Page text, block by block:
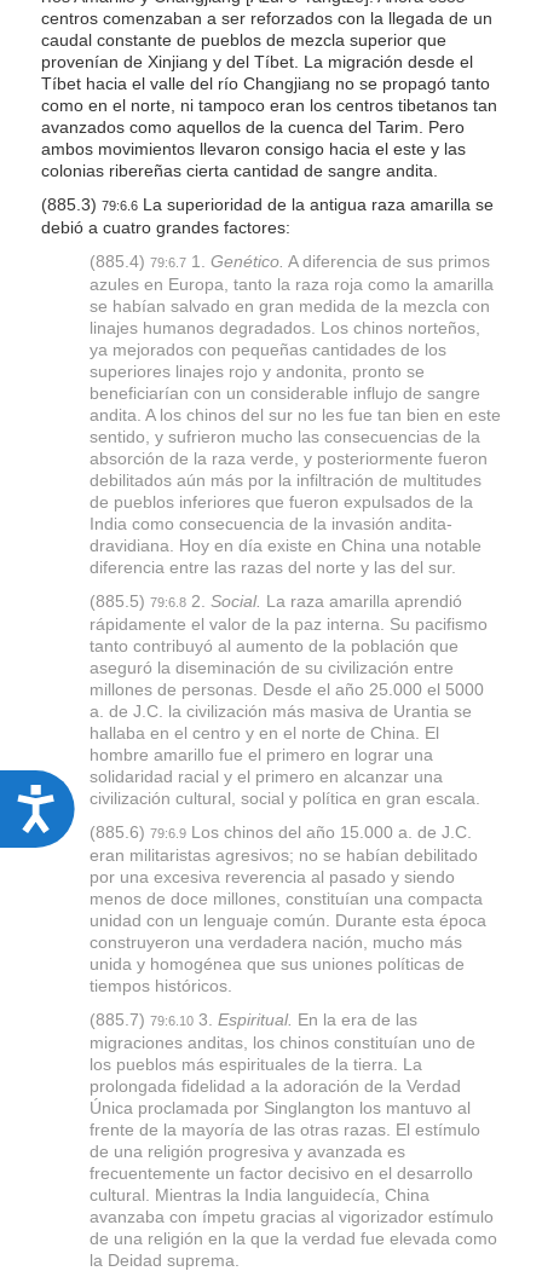
A
c
centros comenzaban a ser reforzados con la llegada de un
caudal constante de pueblos de mezcla superior que
provenían de Xinjiang y del Tíbet. La migración desde el
Tíbet hacia el valle del río Changjiang no se propagó tanto
como en el norte, ni tampoco eran los centros tibetanos tan
avanzados como aquellos de la cuenca del Tarim. Pero
ambos movimientos llevaron consigo hacia el este y las
colonias ribereñas cierta cantidad de sangre andita.
(885.3) 79:6.6La superioridad de la antigua raza amarilla se
debió a cuatro grandes factores:
(885.4) 79:6.71. Genético. A diferencia de sus primos
azules en Europa, tanto la raza roja como la amarilla
se habían salvado en gran medida de la mezcla con
linajes humanos degradados. Los chinos norteños,
ya mejorados con pequeñas cantidades de los
superiores linajes rojo y andonita, pronto se
beneficiarían con un considerable influjo de sangre
andita. A los chinos del sur no les fue tan bien en este
sentido, y sufrieron mucho las consecuencias de la
absorción de la raza verde, y posteriormente fueron
debilitados aún más por la infiltración de multitudes
de pueblos inferiores que fueron expulsados de la
India como consecuencia de la invasión andita-
dravidiana. Hoy en día existe en China una notable
diferencia entre las razas del norte y las del sur.
(885.5) 79:6.82. Social. La raza amarilla aprendió
rápidamente el valor de la paz interna. Su pacifismo
tanto contribuyó al aumento de la población que
aseguró la diseminación de su civilización entre
millones de personas. Desde el año 25.000 el 5000
a. de J.C. la civilización más masiva de Urantia se
hallaba en el centro y en el norte de China. El
hombre amarillo fue el primero en lograr una
solidaridad racial y el primero en alcanzar una
civilización cultural, social y política en gran escala.
(885.6) 79:6.9Los chinos del año 15.000 a. de J.C.
eran militaristas agresivos; no se habían debilitado
por una excesiva reverencia al pasado y siendo
menos de doce millones, constituían una compacta
unidad con un lenguaje común. Durante esta época
construyeron una verdadera nación, mucho más
unida y homogénea que sus uniones políticas de
tiempos históricos.
(885.7) 79:6.103. Espiritual. En la era de las
migraciones anditas, los chinos constituían uno de
los pueblos más espirituales de la tierra. La
prolongada fidelidad a la adoración de la Verdad
Única proclamada por Singlangton los mantuvo al
frente de la mayoría de las otras razas. El estímulo
de una religión progresiva y avanzada es
frecuentemente un factor decisivo en el desarrollo
cultural. Mientras la India languidecía, China
avanzaba con ímpetu gracias al vigorizador estímulo
de una religión en la que la verdad fue elevada como
la Deidad suprema.